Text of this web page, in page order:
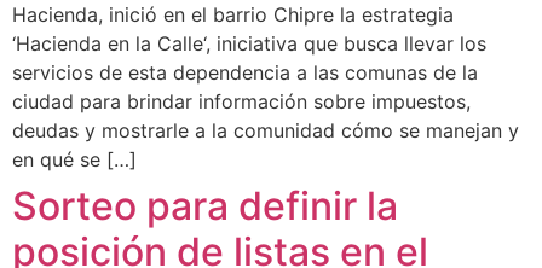
Hacienda, inició en el barrio Chipre la estrategia
‘Hacienda en la Calle‘, iniciativa que busca llevar los
servicios de esta dependencia a las comunas de la
ciudad para brindar información sobre impuestos,
deudas y mostrarle a la comunidad cómo se manejan y
en qué se […]
Sorteo para definir la
posición de listas en el